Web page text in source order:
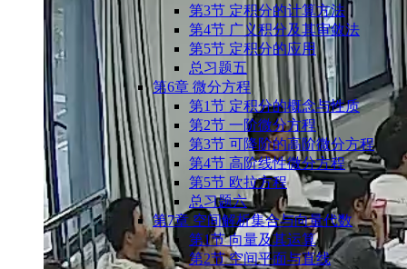
第3节 定积分的计算方法
第4节 广义积分及其审敛法
第5节 定积分的应用
总习题五
第6章 微分方程
第1节 定积分的概念与性质
第2节 一阶微分方程
第3节 可降阶的高阶微分方程
第4节 高阶线性微分方程
第5节 欧拉方程
总习题六
第7章 空间解析集合与向量代数
第1节 向量及其运算
第2节 空间平面与直线